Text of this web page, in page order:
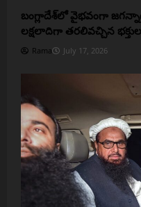
బంగ్లాదేశ్‌లో వైభవంగా
లక్షలాదిగా తరలివచ్చిన
Rama July 17, 2026